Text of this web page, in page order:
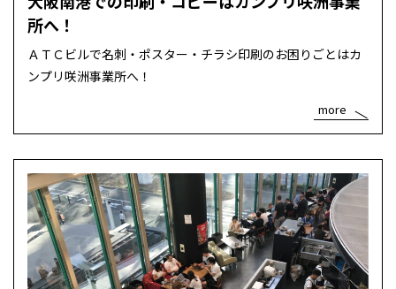
所へ！
ＡＴＣビルで名刺・ポスター・チラシ印刷のお困りごとはカ
ンプリ咲洲事業所へ！
more